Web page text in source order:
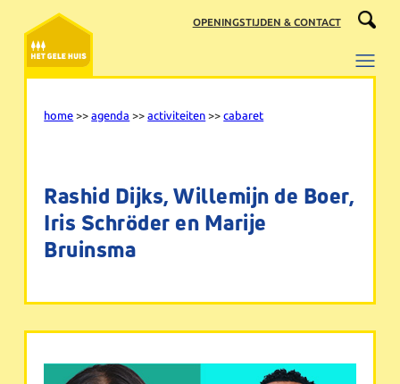
naar
inhoud
OPENINGSTIJDEN & CONTACT
home >>agenda >>activiteiten >>cabaret
Rashid Dijks, Willemijn de Boer,
Iris Schröder en Marije
Bruinsma